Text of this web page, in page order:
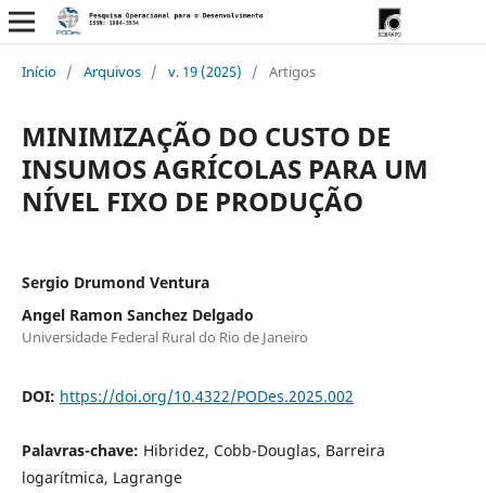
Início / Arquivos / v. 19 (2025) / Artigos
MINIMIZAÇÃO DO CUSTO DE
INSUMOS AGRÍCOLAS PARA UM
NÍVEL FIXO DE PRODUÇÃO
Sergio Drumond Ventura
Angel Ramon Sanchez Delgado
Universidade Federal Rural do Rio de Janeiro
DOI: https://doi.org/10.4322/PODes.2025.002
Palavras-chave: Hibridez, Cobb-Douglas, Barreira
logarítmica, Lagrange